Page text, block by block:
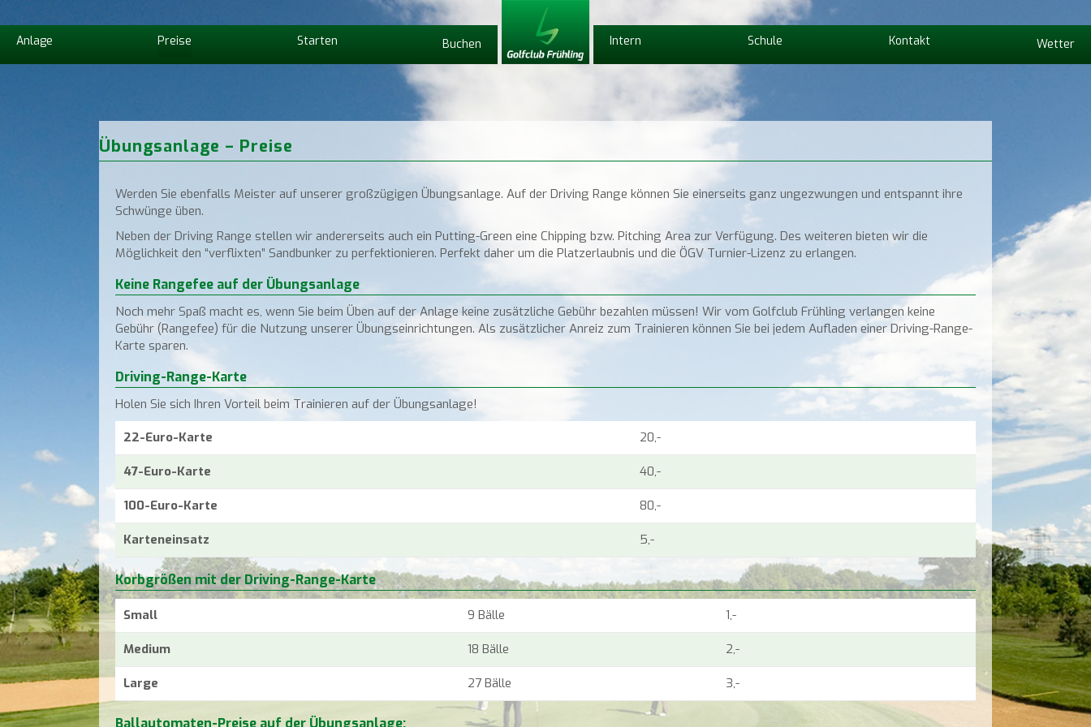
Anlage Preise Starten Buchen Intern Schule Kontakt Wetter
Übungsanlage – Preise
Werden Sie ebenfalls Meister auf unserer großzügigen Übungsanlage. Auf der Driving Range können Sie einerseits ganz ungezwungen und entspannt ihre
Schwünge üben.
Neben der Driving Range stellen wir andererseits auch ein Putting-Green eine Chipping bzw. Pitching Area zur Verfügung. Des weiteren bieten wir die
Möglichkeit den “verflixten” Sandbunker zu perfektionieren. Perfekt daher um die Platzerlaubnis und die ÖGV Turnier-Lizenz zu erlangen.
Keine Rangefee auf der Übungsanlage
Noch mehr Spaß macht es, wenn Sie beim Üben auf der Anlage keine zusätzliche Gebühr bezahlen müssen! Wir vom Golfclub Frühling verlangen keine
Gebühr (Rangefee) für die Nutzung unserer Übungseinrichtungen. Als zusätzlicher Anreiz zum Trainieren können Sie bei jedem Aufladen einer Driving-Range-
Karte sparen.
Driving-Range-Karte
Holen Sie sich Ihren Vorteil beim Trainieren auf der Übungsanlage!
22-Euro-Karte 20,-
47-Euro-Karte 40,-
100-Euro-Karte 80,-
Karteneinsatz 5,-
Korbgrößen mit der Driving-Range-Karte
Small 9 Bälle 1,-
Medium 18 Bälle 2,-
Large 27 Bälle 3,-
Ballautomaten-Preise auf der Übungsanlage: